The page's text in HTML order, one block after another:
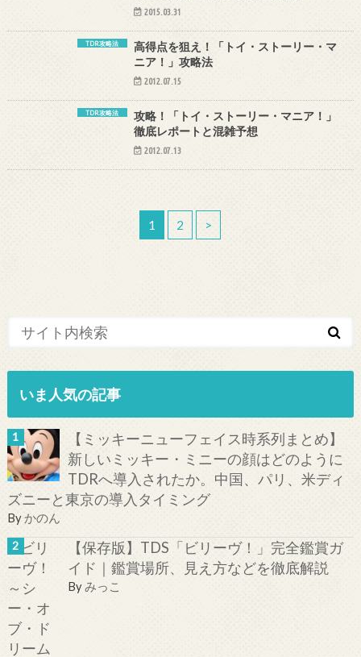
2015.03.31
TDR攻略法
高得点を狙え！「トイ・ストーリー・マ
ニア！」攻略法
2012.07.15
TDR攻略法
攻略！「トイ・ストーリー・マニア！」
徹底レポートと混雑予想
2012.07.13
1 2 >
いま人気の記事
【ミッキーニューフェイス時系列まとめ】
新しいミッキー・ミニーの顔はどのように
TDRへ導入されたか。中国、パリ、米ディ
ズニーと東京の導入タイミング
Byかのん
【保存版】TDS「ビリーヴ！」完全鑑賞ガ
イド｜鑑賞場所、見え方などを徹底解説
Byみっこ